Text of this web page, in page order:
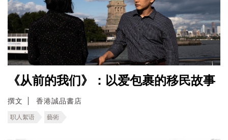
《从前的我们》：以爱包裹的移民故事
撰文 香港誠品書店
职人絮语 藝術